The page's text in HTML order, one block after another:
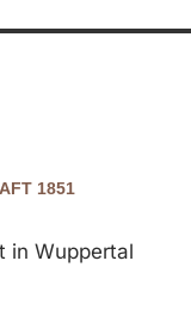
1851
in Wuppertal